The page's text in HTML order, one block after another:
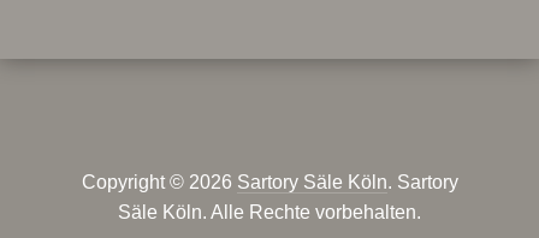
Copyright © 2026 Sartory Säle Köln. Sartory
Säle Köln. Alle Rechte vorbehalten.